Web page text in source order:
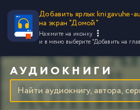
Добавить ярлык knigavuhe-
на экран "Домой"
Нажмите на иконку
и в меню выберите "Добавить на
АУДИОКНИГИ